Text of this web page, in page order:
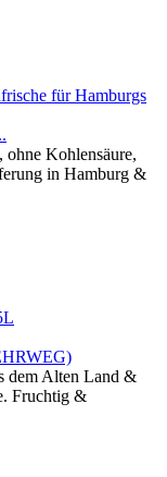
Kohlensäure,
in Hamburg &
dem Alten Land &
Fruchtig &